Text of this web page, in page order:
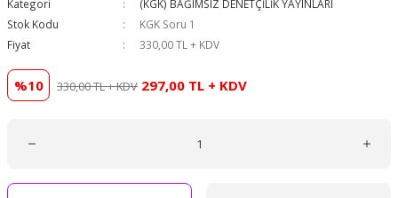
Kategori
(KGK) BAĞIMSIZ DENETÇİLİK YAYINLARI
Stok Kodu
KGK Soru 1
Fiyat
330,00 TL + KDV
%10 330,00 TL + KDV 297,00 TL + KDV